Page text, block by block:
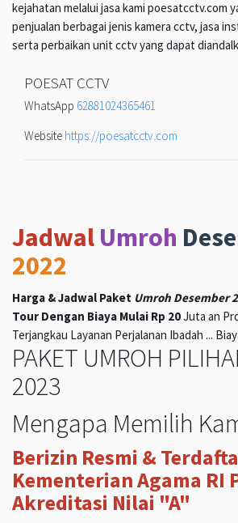
kejahatan melalui jasa kami poesatcctv.com
penjualan berbagai jenis kamera cctv, jasa
serta perbaikan unit cctv yang dapat
POESAT CCTV
WhatsApp 62881024365461
Website https://poesatcctv.com
Jadwal Umroh
2022
Harga & Jadwal Paket Umroh Desember
Tour Dengan Biaya Mulai Rp 20Juta an
Terjangkau Layanan Perjalanan Ibadah ...
PAKET UMROH
2023
Mengapa Memilih
Berizin Resmi &
Kementerian Agama RI
Akreditasi Nilai "A"